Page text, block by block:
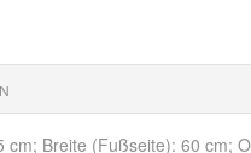
Breite (Fußseite): 60 cm;